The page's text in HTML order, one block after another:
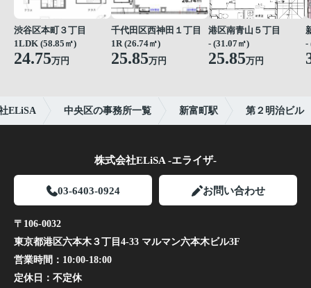
渋谷区本町３丁目
1LDK (58.85㎡)
24.75万円
千代田区西神田１丁目
1R (26.74㎡)
25.85万円
港区南青山５丁目
- (31.07㎡)
25.85万円
-
ELiSA 中央区の事務所一覧 新富町駅 第２明治ビル
株式会社ELiSA -エライザ-
03-6403-0924 お問い合わせ
〒106-0032
東京都港区六本木３丁目4-33 マルマン六本木ビル3F
営業時間： 10:00-18:00
定休日： 不定休